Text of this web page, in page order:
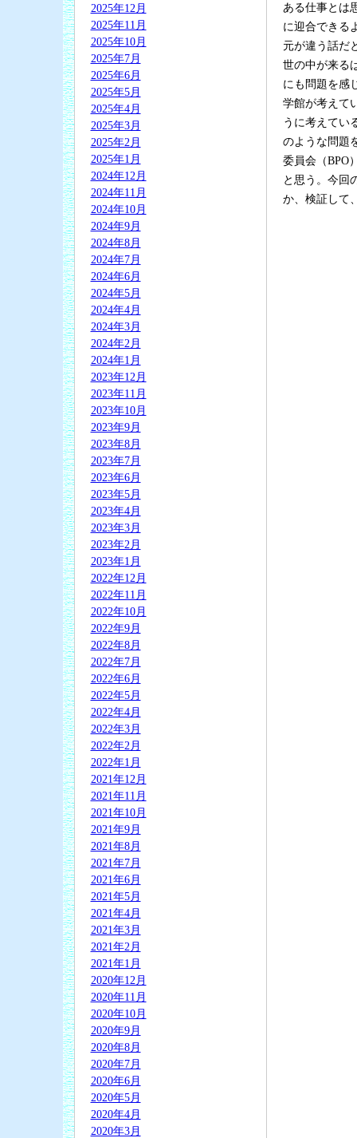
2025年12月
2025年11月
2025年10月
2025年7月
2025年6月
2025年5月
2025年4月
2025年3月
2025年2月
2025年1月
2024年12月
2024年11月
2024年10月
2024年9月
2024年8月
2024年7月
2024年6月
2024年5月
2024年4月
2024年3月
2024年2月
2024年1月
2023年12月
2023年11月
2023年10月
2023年9月
2023年8月
2023年7月
2023年6月
2023年5月
2023年4月
2023年3月
2023年2月
2023年1月
2022年12月
2022年11月
2022年10月
2022年9月
2022年8月
2022年7月
2022年6月
2022年5月
2022年4月
2022年3月
2022年2月
2022年1月
2021年12月
2021年11月
2021年10月
2021年9月
2021年8月
2021年7月
2021年6月
2021年5月
2021年4月
2021年3月
2021年2月
2021年1月
2020年12月
2020年11月
2020年10月
2020年9月
2020年8月
2020年7月
2020年6月
2020年5月
2020年4月
2020年3月
ある仕事とは
に迎合できる
元が違う話だ
世の中が来る
にも問題を感
学館が考えて
うに考えてい
のような問題
委員会（BPO
と思う。今回
か、検証して